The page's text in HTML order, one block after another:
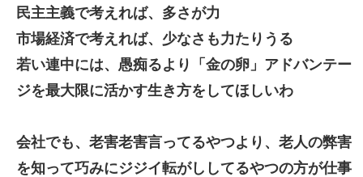
民主主義で考えれば、多さが力
市場経済で考えれば、少なさも力たりうる
若い連中には、愚痴るより「金の卵」アドバンテー
ジを最大限に活かす生き方をしてほしいわ
会社でも、老害老害言ってるやつより、老人の弊害
を知って巧みにジジイ転がししてるやつの方が仕事